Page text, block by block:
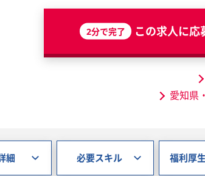
2分で完了 この求人に応
愛知県
細 必要スキル 福利厚